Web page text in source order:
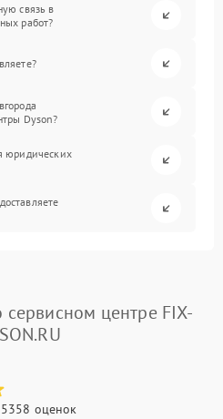
связь в
работ?
Dyson?
юридических
центре FIX-
5358 оценок